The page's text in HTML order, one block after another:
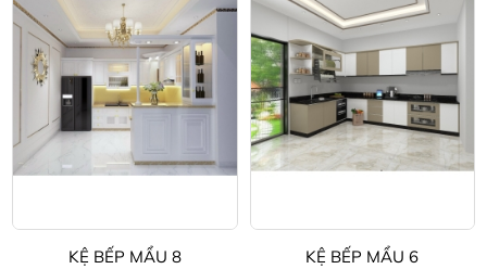
KỆ BẾP MẨU 8 KỆ BẾP MẨU 6